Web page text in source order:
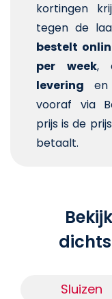
kortingen
tegen de
bestelt
per week,
levering en
vooraf via
prijs is de
betaalt.
Sluizen